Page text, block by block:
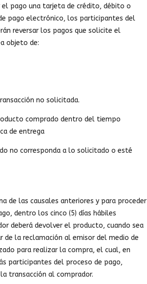
pago una tarjeta de crédito, débito o
pago electrónico, los participantes del
reversar los pagos que solicite el
objeto de:
no solicitada.
comprado dentro del tiempo
de entrega
no corresponda a lo solicitado o esté
de las causales anteriores y para proceder
dentro los cinco (5) días hábiles
deberá devolver el producto, cuando sea
de la reclamación al emisor del medio de
para realizar la compra, el cual, en
participantes del proceso de pago,
transacción al comprador.